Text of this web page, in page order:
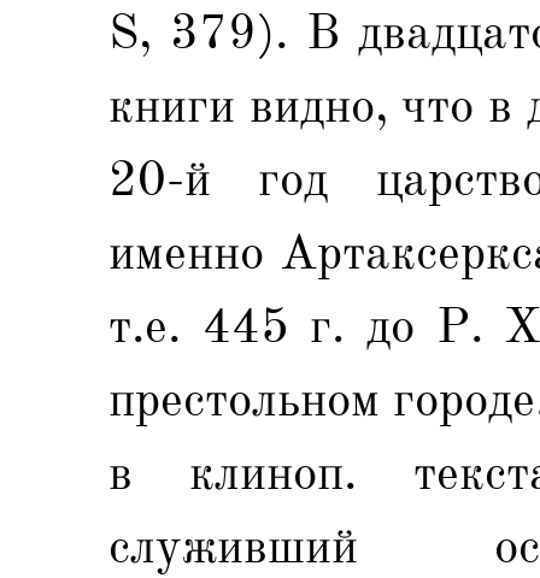
S, 379). В
книги видно, что в
20-й год
именно
т.е. 445 г. до Р.
престольном
в клиноп.
служивший